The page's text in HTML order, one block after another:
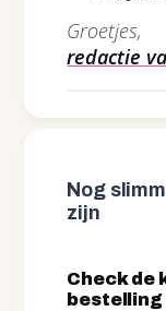
Groetjes,
redactie
Nog
zijn
Check de
bestelling